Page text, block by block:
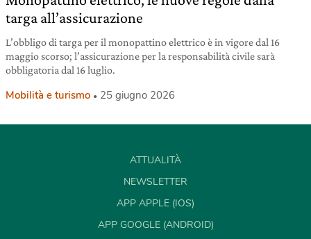
targa all’assicurazione
L’obbligo di targa per il monopattino elettrico è in vigore dal 16
maggio scorso; l’assicurazione per la responsabilità civile sarà
obbligatoria dal 16 luglio.
Mobilità e turismo 25 giugno 2026
ATTUALITÀ
NEWSLETTER
APP APPLE (IOS)
APP GOOGLE (ANDROID)